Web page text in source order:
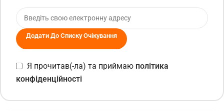
Додати До Списку Очікування
Я прочитав(-ла) та приймаю політика
конфіденційності